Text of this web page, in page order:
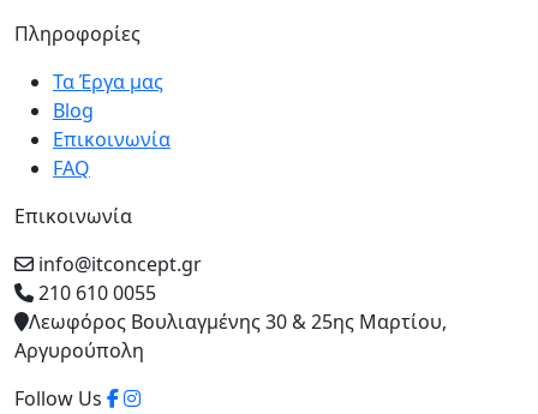
Πληροφορίες
Τα Έργα μας
Blog
Επικοινωνία
FAQ
Επικοινωνία
info@itconcept.gr
210 610 0055
Λεωφόρος Βουλιαγμένης 30 & 25ης Μαρτίου,
Αργυρούπολη
Follow Us